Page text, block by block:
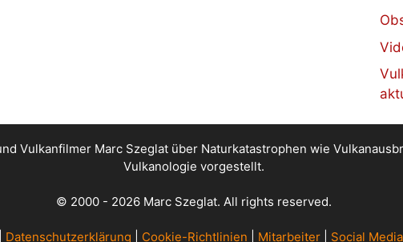
Vulkanfilmer Marc Szeglat über Naturkatastrophen wie
Vulkanologie vorgestellt.
© 2000 - 2026 Marc Szeglat. All rights reserved.
Datenschutzerklärung Cookie-Richtlinien Mitarbeiter Social